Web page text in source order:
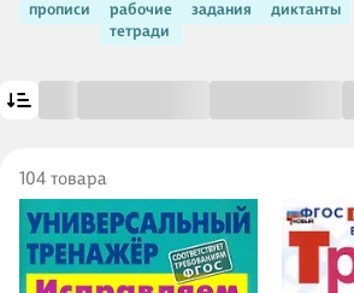
прописи
рабочие
тетради
задания
диктанты
104 товара